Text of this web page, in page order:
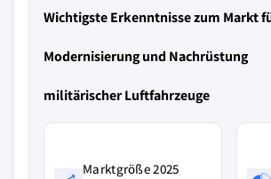
Wichtigste Erkenntnisse zum Markt
Modernisierung und Nachrüstung
militärischer Luftfahrzeuge
Marktgröße 2025